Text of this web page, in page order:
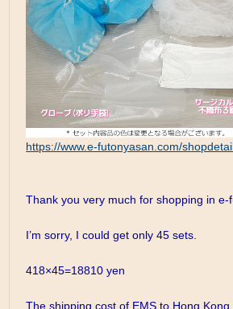
https://www.e-futonyasan.com/
Thank you very much for shopping in e-
I’m sorry, I could get only 45 sets.
418×45=18810 yen
The shipping cost of EMS to Hong Kong